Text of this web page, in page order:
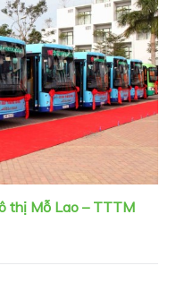
thị Mỗ Lao – TTTM